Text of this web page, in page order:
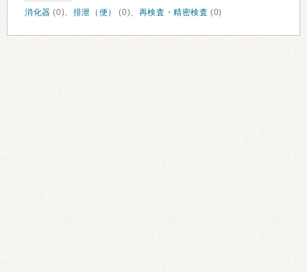
消化器 (0)、 排泄（便） (0)、 再検査・精密検査 (0)